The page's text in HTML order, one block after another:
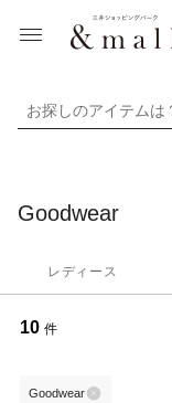
お探しのアイテムは
Goodwear
レディース
10 件
Goodwear